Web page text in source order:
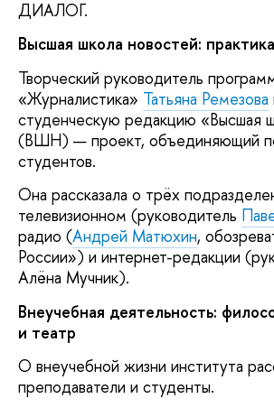
ДИАЛОГ.
Высшая школа новостей:
Творческий руководитель
«Журналистика» Татьяна Ремезова
студенческую редакцию «Высшая
(ВШН) — проект, объединяющий
студентов.
Она рассказала о трёх
телевизионном (руководитель
радио (Андрей Матюхин,
России») и интернет-редакции
Алёна Мучник).
Внеучебная деятельность:
и театр
О внеучебной жизни института
преподаватели и студенты.